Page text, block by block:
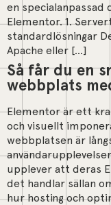
en
Elementor. 1.
standardlösningar
Apache eller […]
Så får du en
webbplats
Elementor är ett
och visuellt
webbplatsen är
upplever att deras
det handlar sällan
hur hosting och